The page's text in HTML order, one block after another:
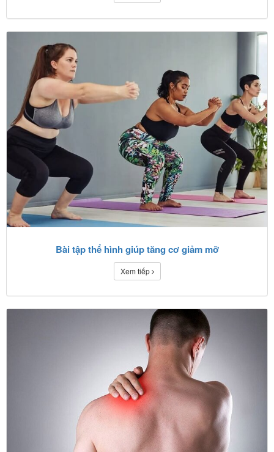
Bài tập thể hình giúp tăng cơ giảm mỡ
Xem tiếp